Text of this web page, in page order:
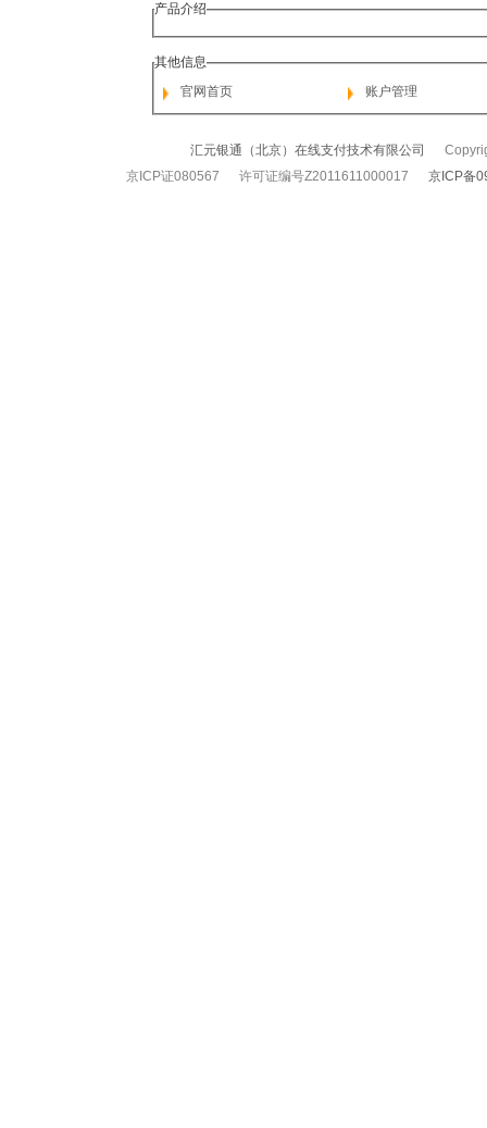
产品介绍
其他信息
官网首页
账户管理
汇元银通（北京）在线支付技术有限公司
京ICP证080567 许可证编号Z2011611000017 京ICP备